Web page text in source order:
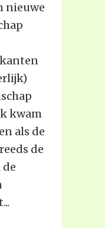
nieuwe
kwam
als de
de
de